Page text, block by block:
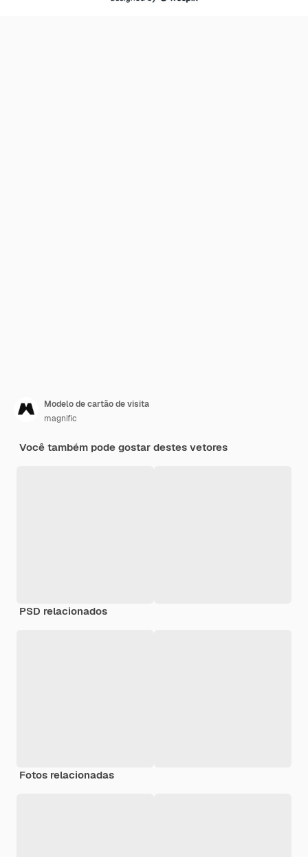
Modelo de cartão de visita
magnific
Você também pode gostar destes vetores
PSD relacionados
Fotos relacionadas